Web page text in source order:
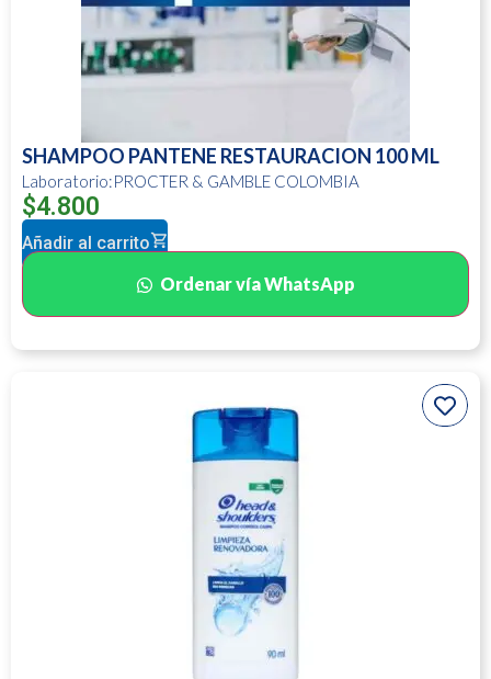
SHAMPOO PANTENE RESTAURACION 100 ML
Laboratorio:PROCTER & GAMBLE COLOMBIA
$4.800
Añadir al carrito
Ordenar vía WhatsApp